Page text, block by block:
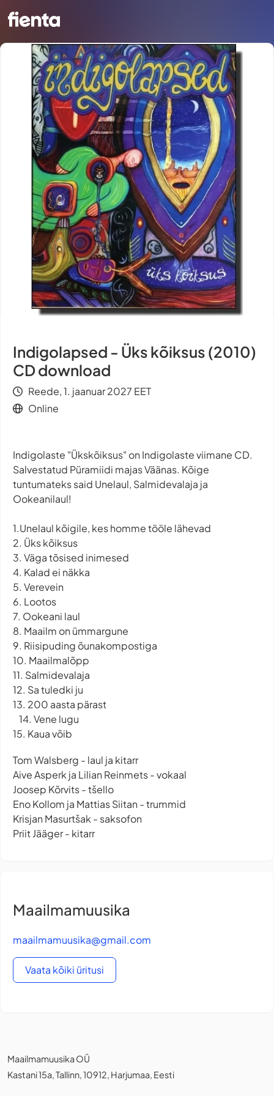
Indigolapsed - Üks kõiksus (2010)
CD download
Reede, 1. jaanuar 2027 EET
Online
Indigolaste "Ükskõiksus" on Indigolaste viimane CD.
Salvestatud Püramiidi majas Väänas. Kõige
tuntumateks said Unelaul, Salmidevalaja ja
Ookeanilaul!
1.Unelaul kõigile, kes homme tööle lähevad
2. Üks kõiksus
3. Väga tõsised inimesed
4. Kalad ei näkka
5. Verevein
6. Lootos
7. Ookeani laul
8. Maailm on ümmargune
9. Riisipuding õunakompostiga
10. Maailmalõpp
11. Salmidevalaja
12. Sa tuledki ju
13. 200 aasta pärast
14. Vene lugu
15. Kaua võib
Tom Walsberg - laul ja kitarr
Aive Asperk ja Lilian Reinmets - vokaal
Joosep Kõrvits - tšello
Eno Kollom ja Mattias Siitan - trummid
Krisjan Masurtšak - saksofon
Priit Jääger - kitarr
Maailmamuusika
maailmamuusika@gmail.com
Vaata kõiki üritusi
Maailmamuusika OÜ
Kastani 15a, Tallinn, 10912, Harjumaa, Eesti